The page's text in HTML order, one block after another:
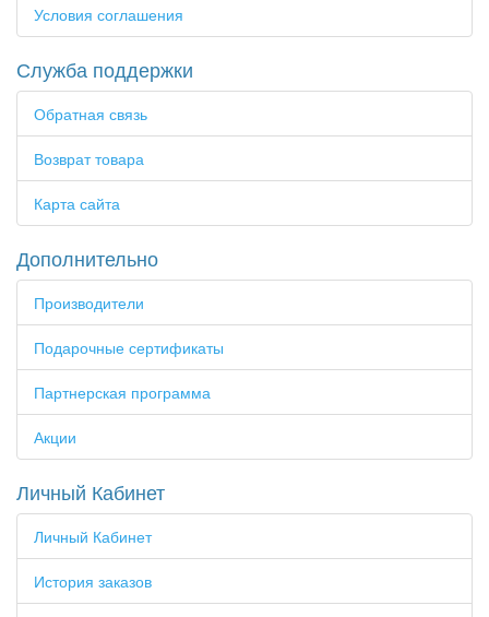
Условия соглашения
Служба поддержки
Обратная связь
Возврат товара
Карта сайта
Дополнительно
Производители
Подарочные сертификаты
Партнерская программа
Акции
Личный Кабинет
Личный Кабинет
История заказов